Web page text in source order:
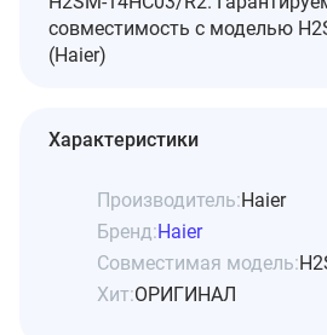
совместимость с моделью
(Haier)
Характеристики
Производитель:Haier
Бренд:Haier
Совместимая модель:
Хит:ОРИГИНАЛ